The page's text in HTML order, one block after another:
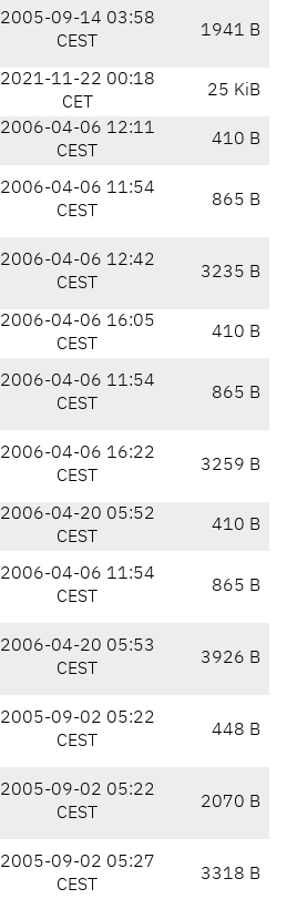
2005-09-14 03:58
CEST
1941 B
2021-11-22 00:18
CET
25 KiB
2006-04-06 12:11
CEST
410 B
2006-04-06 11:54
CEST
865 B
2006-04-06 12:42
CEST
3235 B
2006-04-06 16:05
CEST
410 B
2006-04-06 11:54
CEST
865 B
2006-04-06 16:22
CEST
3259 B
2006-04-20 05:52
CEST
410 B
2006-04-06 11:54
CEST
865 B
2006-04-20 05:53
CEST
3926 B
2005-09-02 05:22
CEST
448 B
2005-09-02 05:22
CEST
2070 B
2005-09-02 05:27
CEST
3318 B